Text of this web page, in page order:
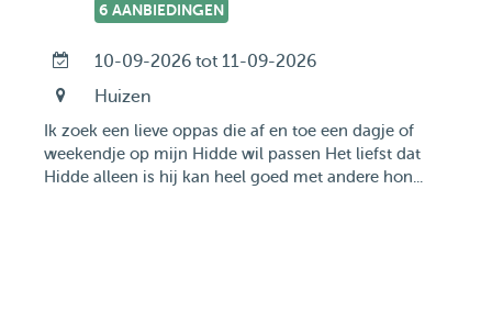
6 AANBIEDINGEN
10-09-2026 tot 11-09-2026
Huizen
Ik zoek een lieve oppas die af en toe een dagje of
weekendje op mijn Hidde wil passen Het liefst dat
Hidde alleen is hij kan heel goed met andere hon...